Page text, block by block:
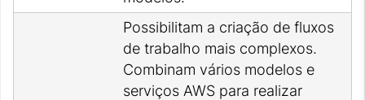
Possibilitam a criação de fluxos
de trabalho mais complexos.
Combinam vários modelos e
serviços AWS para realizar